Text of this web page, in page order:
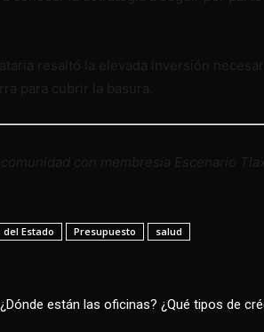
resaltó la elevada inversión
para cubrir la basura.
comunidad con membresía Escenario
Estado Presupuesto salud
están las oficinas? ¿Qué tipos de